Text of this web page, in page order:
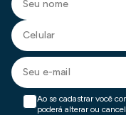
Ao se cadastrar você
poderá alterar ou